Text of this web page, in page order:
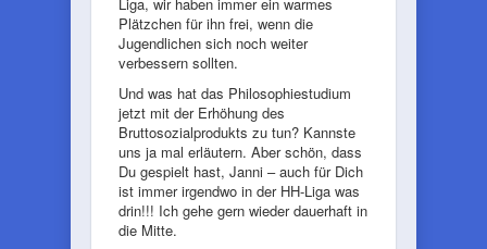
Plätzchen für ihn frei, wenn die
Jugendlichen sich noch weiter
verbessern sollten.
Und was hat das Philosophiestudium
jetzt mit der Erhöhung des
Bruttosozialprodukts zu tun? Kannste
uns ja mal erläutern. Aber schön, dass
Du gespielt hast, Janni – auch für Dich
ist immer irgendwo in der HH-Liga was
drin!!! Ich gehe gern wieder dauerhaft in
die Mitte.